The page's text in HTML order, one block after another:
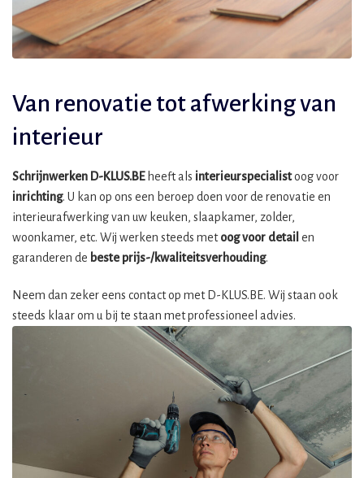
Van renovatie tot afwerking van
interieur
Schrijnwerken D-KLUS.BEheeft als interieurspecialistoog voor
inrichting. U kan op ons een beroep doen voor de renovatie en
interieurafwerking van uw keuken, slaapkamer, zolder,
woonkamer, etc. Wij werken steeds metoog voor detail en
garanderen de beste prijs-/kwaliteitsverhouding.
Neem dan zeker eens contact op met D-KLUS.BE. Wij staan ook
steeds klaar om u bij te staan met professioneel advies.